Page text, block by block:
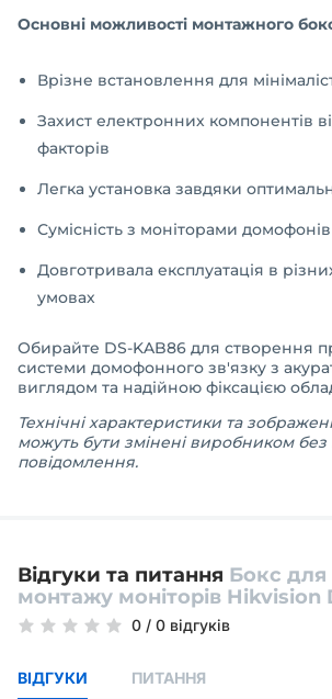
Основні можливості монтажного
Врізне встановлення для
Захист електронних компонентів
факторів
Легка установка завдяки
Сумісність з моніторами
Довготривала експлуатація в
умовах
Обирайте DS-KAB86 для створення
системи домофонного зв'язку з
виглядом та надійною фіксацією
Технічні характеристики та
можуть бути змінені виробником
повідомлення.
Відгуки та питання Бокс для
монтажу моніторів Hikvision
0 / 0 відгуків
ВІДГУКИ ПИТАННЯ